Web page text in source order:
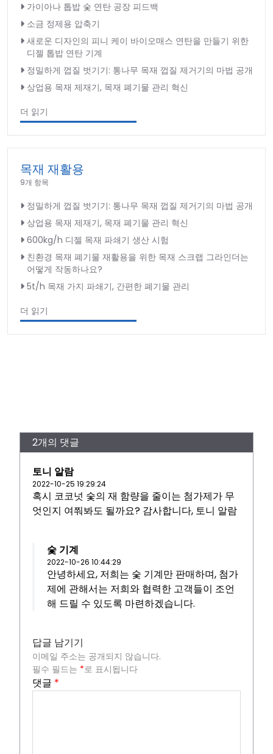
가이아나 톱밥 숯 연탄 공장 피드백
소금 정제용 압축기
새로운 디자인의 피니 케이 바이오매스 연탄을 만들기 위한
디젤 톱밥 연탄 기계
정밀하게 껍질 벗기기: 통나무 목재 껍질 제거기의 마법 공개
상업용 목재 제재기, 목재 폐기물 관리 혁신
더 읽기
목재 재활용
9개 항목
정밀하게 껍질 벗기기: 통나무 목재 껍질 제거기의 마법 공개
상업용 목재 제재기, 목재 폐기물 관리 혁신
600kg/h 디젤 목재 파쇄기 생산 시험
친환경 목재 폐기물 재활용을 위한 목재 스크랩 그라인더는
어떻게 작동하나요?
5t/h 목재 가지 파쇄기, 간편한 폐기물 관리
더 읽기
2개의 댓글
토니 알람
2022-10-25 19:29:24
혹시 코코넛 숯의 재 함량을 줄이는 첨가제가 무
엇인지 여쭤봐도 될까요? 감사합니다, 토니 알람
숯 기계
2022-10-26 10:44:29
안녕하세요, 저희는 숯 기계만 판매하며, 첨가
제에 관해서는 저희와 협력한 고객들이 조언
해 드릴 수 있도록 마련하겠습니다.
답글 남기기
이메일 주소는 공개되지 않습니다.
필수 필드는 *로 표시됩니다
댓글 *